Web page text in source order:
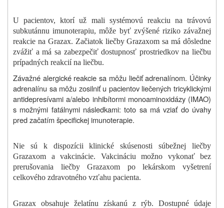
U pacientov, ktorí už mali systémovú reakciu na trávovú
subkutánnu imunoterapiu, môže byť zvýšené riziko závažnej
reakcie na Grazax. Začiatok liečby Grazaxom sa má dôsledne
zvážiť a má sa zabezpečiť dostupnosť prostriedkov na liečbu
prípadných reakcií na liečbu.
Závažné alergické reakcie sa môžu liečiť adrenalínom. Účinky
adrenalínu sa môžu zosilniť u pacientov liečených tricyklickými
antidepresívami a/alebo inhibítormi monoaminoxidázy (IMAO)
s možnými fatálnymi následkami: toto sa má vziať do úvahy
pred začatím špecifickej imunoterapie.
Nie sú k dispozícii klinické skúsenosti súbežnej liečby
Grazaxom a vakcinácie. Vakcináciu možno vykonať bez
prerušovania liečby Grazaxom po lekárskom vyšetrení
celkového zdravotného vzťahu pacienta.
Grazax obsahuje želatínu získanú z rýb. Dostupné údaje